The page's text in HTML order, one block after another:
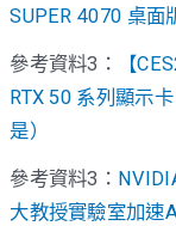
SUPER 4070 桌面
參考資料3：
【
RTX 50 系列顯示
是）
參考資料3：
大教授實驗室加速